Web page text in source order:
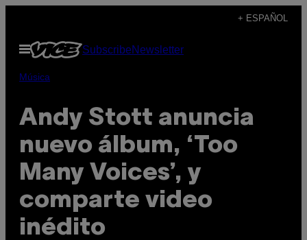
contenido
+ ESPAÑOL
Abrir
Menú
SubscribeNewsletter
Música
Andy Stott anuncia
nuevo álbum, ‘Too
Many Voices’, y
comparte video
inédito